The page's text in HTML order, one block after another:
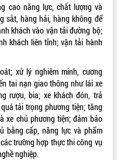
cao năng lực, chất lượng và
sắt, hàng hải, hàng không để
khách vào vận tải đường bộ;
khách liên tỉnh; vận tải hành
xử lý nghiêm minh, cương
tai nạn giao thông như lái xe
rượu, bia; xe khách đón, trả
tải trọng phương tiện; tăng
xe chủ phương tiện; đảm bảo
bằng cấp, năng lực và phẩm
trường hợp thực thi công vụ
nghiệp.